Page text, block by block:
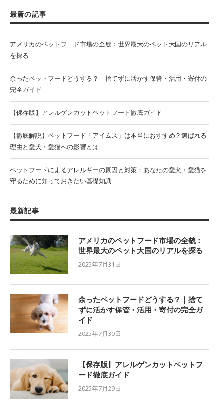
最新の記事
アメリカのペットフード市場の全貌：世界最大のペット大国のリアル
を探る
余ったペットフードどうする？｜捨てずに活かす保管・活用・寄付の
完全ガイド
【保存版】アレルゲンカットペットフード徹底ガイド
【徹底解説】ペットフード「アイムス」は本当におすすめ？選ばれる
理由と愛犬・愛猫への影響とは
ペットフードによるアレルギーの原因と対策：あなたの愛犬・愛猫を
守るために知っておきたい基礎知識
最新記事
アメリカのペットフード市場の全貌：
世界最大のペット大国のリアルを探る
2025年7月31日
余ったペットフードどうする？｜捨て
ずに活かす保管・活用・寄付の完全ガ
イド
2025年7月30日
【保存版】アレルゲンカットペットフ
ード徹底ガイド
2025年7月29日